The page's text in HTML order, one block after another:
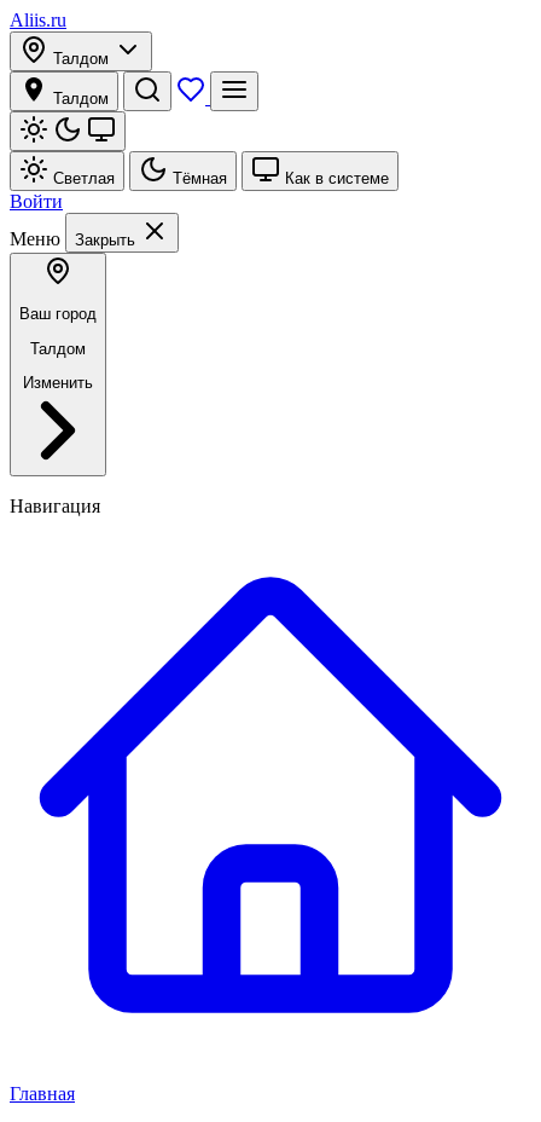
Aliis.ru
Талдом
Талдом
Светлая Тёмная Как в системе
Войти
Меню
Закрыть
Ваш город
Талдом
Изменить
Навигация
Главная